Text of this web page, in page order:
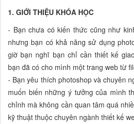
1. GIỚI THIỆU KHÓA HỌC
- Bạn chưa có kiến thức cũng như
nhưng bạn có khả năng sử dụng
giờ bạn nghĩ bạn chỉ cần thiết kế
bạn đã có cho mình một trang web từ
- Bạn yêu thích photoshop và chuyên
muốn biến những ý tưởng của mình
chỉnh mà không cần quan tâm quá
kỹ thuật thuộc chuyên ngành thiết kế